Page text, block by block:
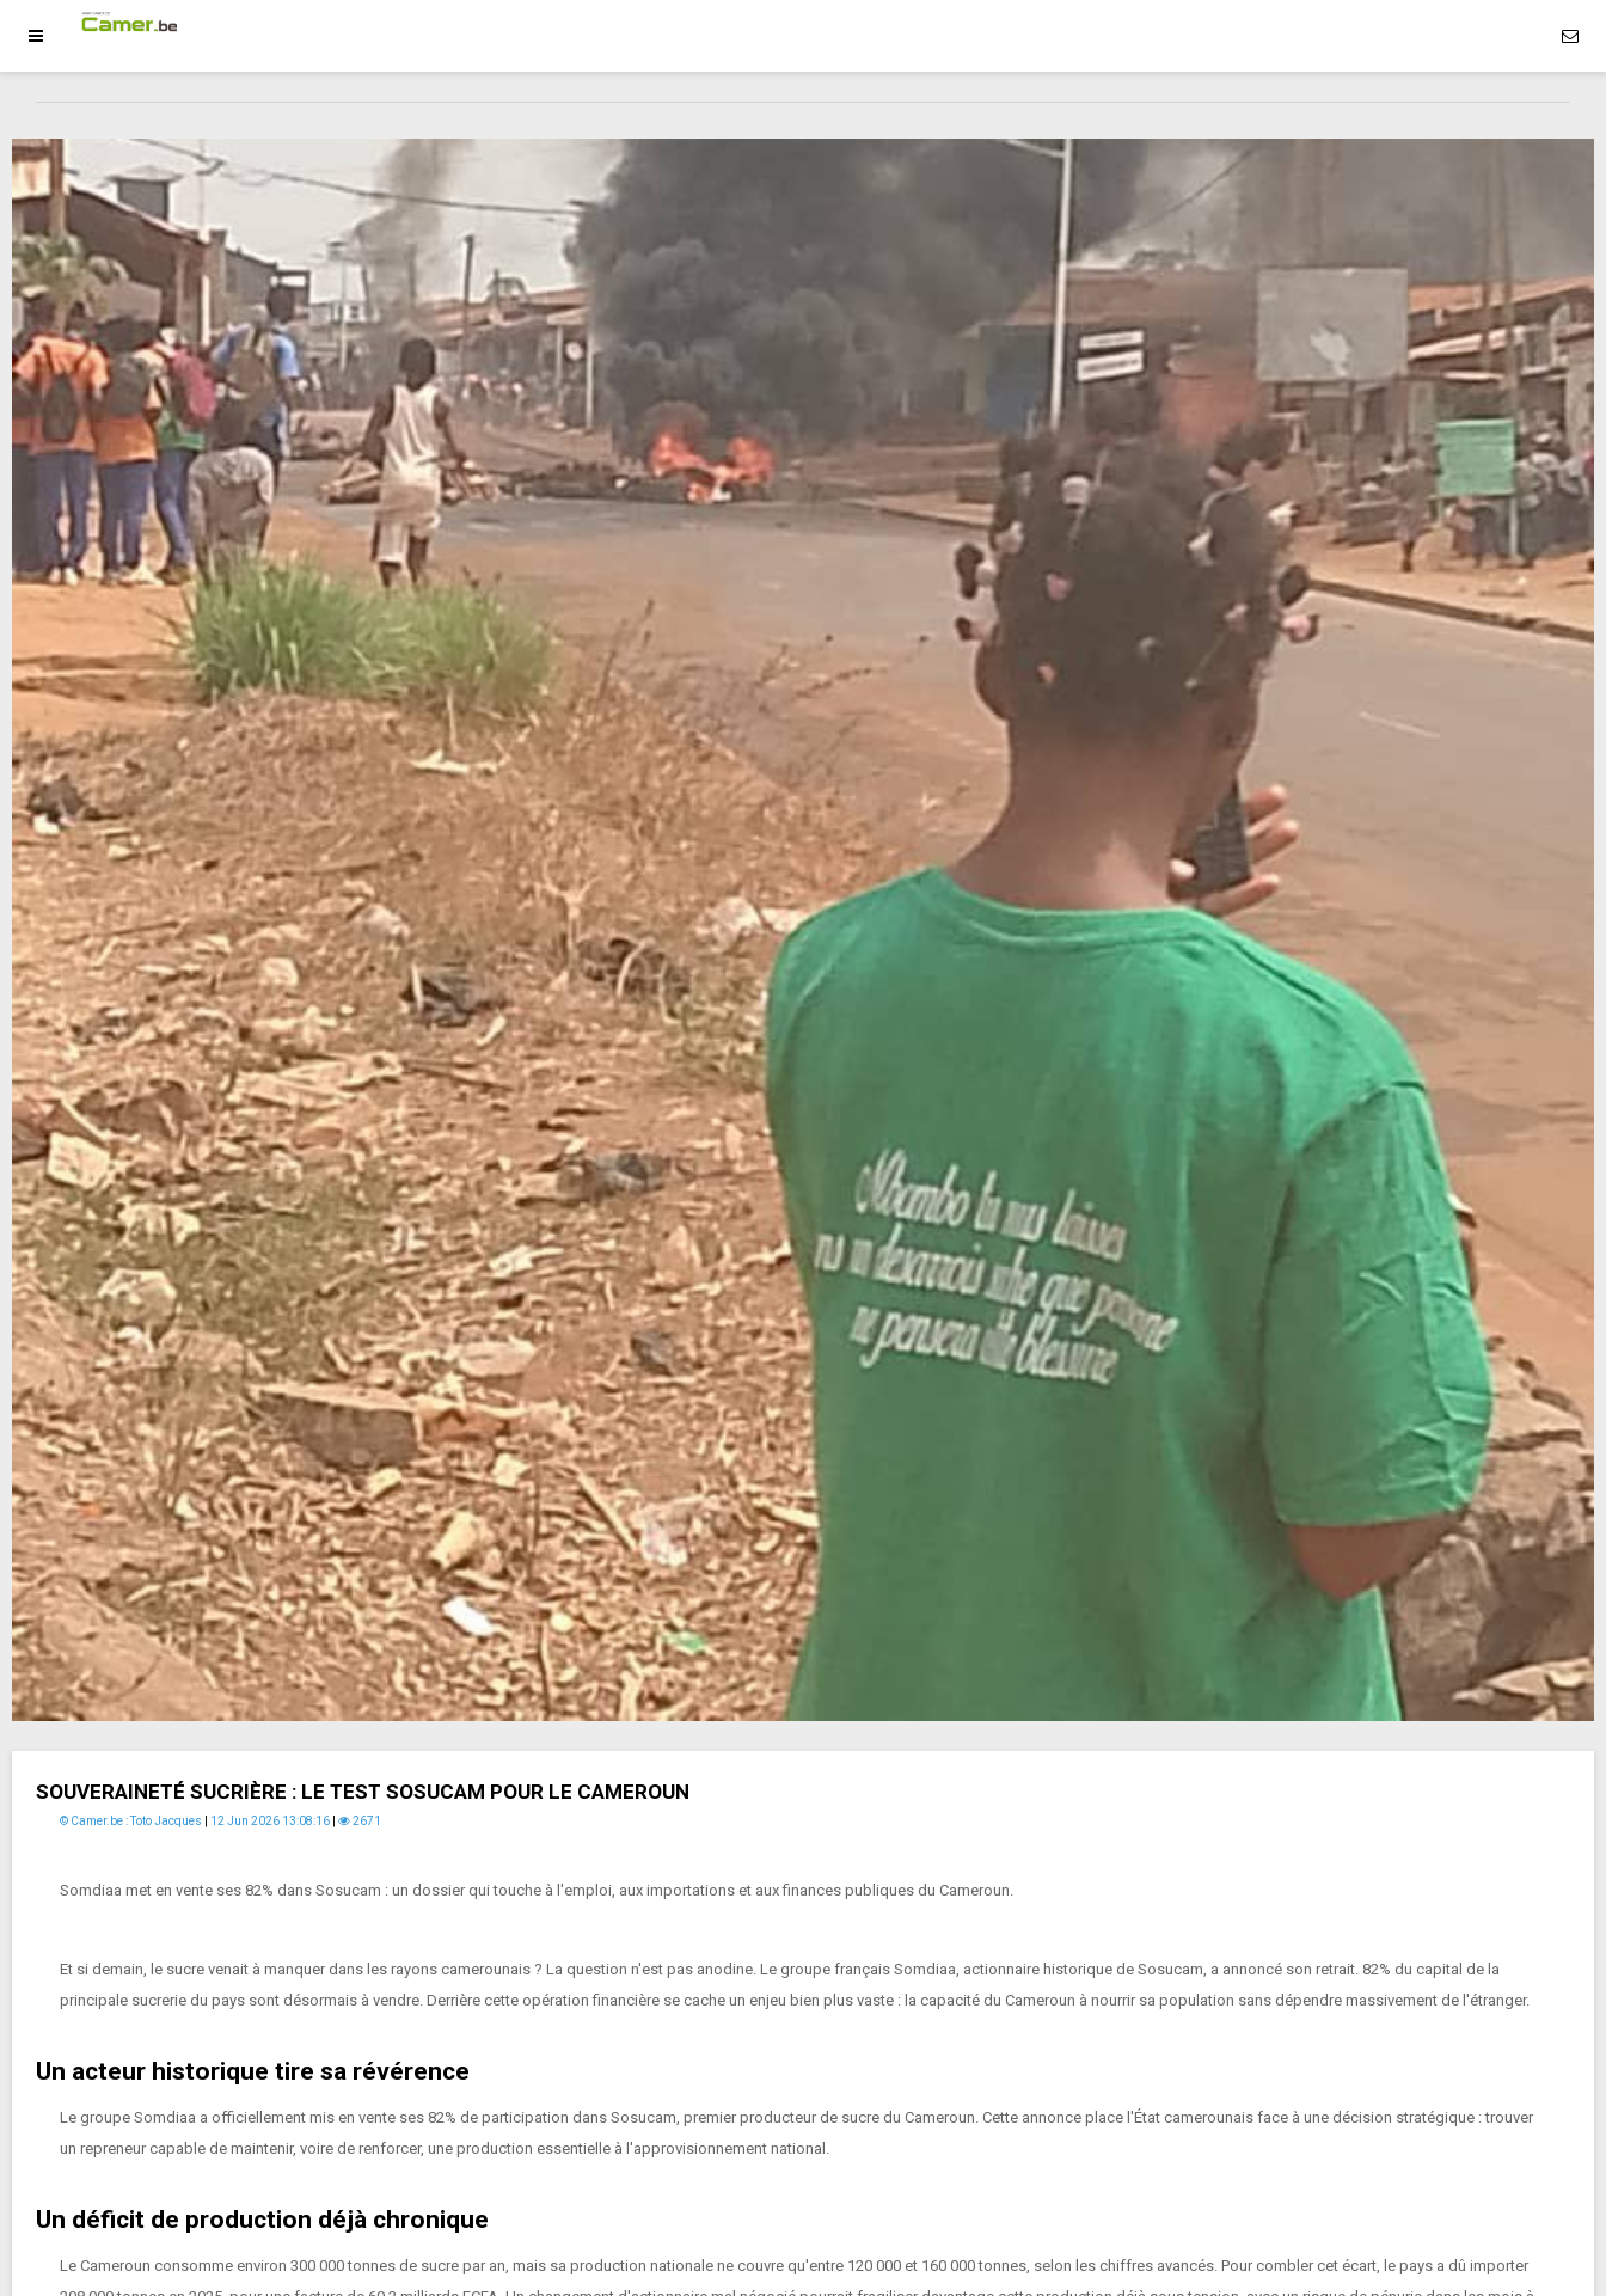
SOUVERAINETÉ SUCRIÈRE : LE TEST SOSUCAM POUR LE CAMEROUN
© Camer.be : Toto Jacques 12 Jun 2026 13:08:16 2671
Somdiaa met en vente ses 82% dans Sosucam : un dossier qui touche à l'emploi, aux importations et aux finances publiques du Cameroun.
Et si demain, le sucre venait à manquer dans les rayons camerounais ? La question n'est pas anodine. Le groupe français Somdiaa, actionnaire historique de Sosucam, a annoncé son retrait. 82% du capital de la
principale sucrerie du pays sont désormais à vendre. Derrière cette opération financière se cache un enjeu bien plus vaste : la capacité du Cameroun à nourrir sa population sans dépendre massivement de l'étranger.
Un acteur historique tire sa révérence
Le groupe Somdiaa a officiellement mis en vente ses 82% de participation dans Sosucam, premier producteur de sucre du Cameroun. Cette annonce place l'État camerounais face à une décision stratégique : trouver
un repreneur capable de maintenir, voire de renforcer, une production essentielle à l'approvisionnement national.
Un déficit de production déjà chronique
Le Cameroun consomme environ 300 000 tonnes de sucre par an, mais sa production nationale ne couvre qu'entre 120 000 et 160 000 tonnes, selon les chiffres avancés. Pour combler cet écart, le pays a dû importer